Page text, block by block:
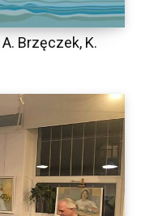
Brzęczek, K.